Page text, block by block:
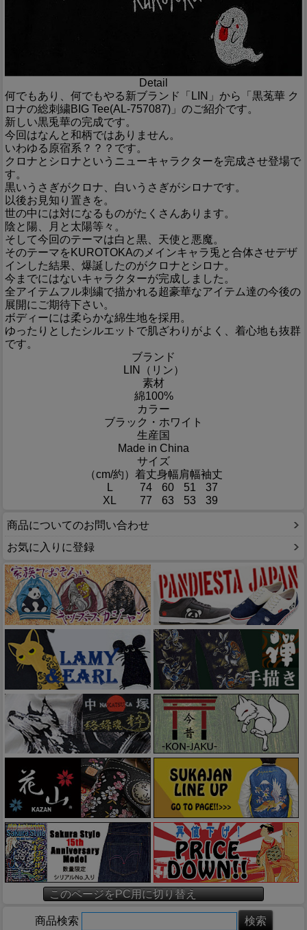
Detail
何でもあり、何でもやる新ブランド「LIN」から「黒菟華 ク
ロナの総刺繍BIG Tee(AL-757087)」のご紹介です。
新しい黒兎華の完成です。
今回はなんと和柄ではありません。
いわゆる原宿系？？？です。
クロナとシロナというニューキャラクターを完成させ登場で
す。
黒いうさぎがクロナ、白いうさぎがシロナです。
以後お見知り置きを。
世の中には対になるものがたくさんあります。
陰と陽、月と太陽等々。
そして今回のテーマは白と黒、天使と悪魔。
そのテーマをKUROTOKAのメインキャラ兎と合体させデザ
インした結果、爆誕したのがクロナとシロナ。
今までにはないキャラクターが完成しました。
全アイテムフル刺繍で描かれる超豪華なアイテム達の今後の
展開にご期待下さい。
ボディーには柔らかな綿生地を採用。
ゆったりとしたシルエットで肌ざわりがよく、着心地も抜群
です。
ブランド
LIN（リン）
素材
綿100%
カラー
ブラック・ホワイト
生産国
Made in China
サイズ
（cm/約） 着丈身幅肩幅袖丈
L
74 60 51
37
XL
77 63 53 39
商品についてのお問い合わせ
お気に入りに登録
このページをPC用に切り替え
商品検索